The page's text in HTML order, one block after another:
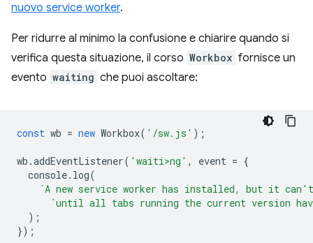
nuovo service worker.
Per ridurre al minimo la confusione e chiarire quando si
verifica questa situazione, il corso Workbox fornisce un
evento waiting che puoi ascoltare:
const wb = new Workbox( '/sw.js' );
wb .addEventListener( 'waiti>ng' , event = {
console. log(
`A new service worker has installed, but it
`until all tabs running the current version
);
});